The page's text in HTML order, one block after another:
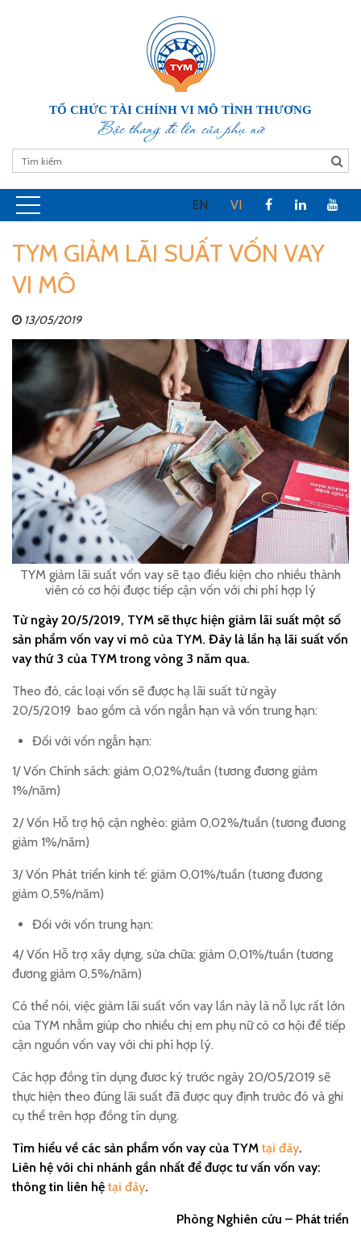
TỔ CHỨC TÀI CHÍNH VI MÔ TÌNH THƯƠNG
Bậc thang đi lên của phụ nữ
EN VI
TYM GIẢM LÃI SUẤT VỐN VAY
VI MÔ
13/05/2019
TYM giảm lãi suất vốn vay sẽ tạo điều kiện cho nhiều thành
viên có cơ hội được tiếp cận vốn với chi phí hợp lý
Từ ngày 20/5/2019, TYM sẽ thực hiện giảm lãi suất một số
sản phẩm vốn vay vi mô của TYM. Đây là lần hạ lãi suất vốn
vay thứ 3 của TYM trong vòng 3 năm qua.
Theo đó, các loại vốn sẽ được hạ lãi suất từ ngày
20/5/2019 bao gồm cả vốn ngắn hạn và vốn trung hạn:
Đối với vốn ngắn hạn:
1/ Vốn Chính sách: giảm 0,02%/tuần (tương đương giảm
1%/năm)
2/ Vốn Hỗ trợ hộ cận nghèo: giảm 0,02%/tuần (tương đương
giảm 1%/năm)
3/ Vốn Phát triển kinh tế: giảm 0,01%/tuần (tương đương
giảm 0,5%/năm)
Đối với vốn trung hạn:
4/ Vốn Hỗ trợ xây dựng, sửa chữa: giảm 0,01%/tuần (tương
đương giảm 0,5%/năm)
Có thể nói, việc giảm lãi suất vốn vay lần này là nỗ lực rất lớn
của TYM nhằm giúp cho nhiều chị em phụ nữ có cơ hội để tiếp
cận nguồn vốn vay với chi phí hợp lý.
Các hợp đồng tín dụng đươc ký trước ngày 20/05/2019 sẽ
thực hiện theo đúng lãi suất đã được quy định trước đó và ghi
cụ thể trên hợp đồng tín dụng.
Tìm hiểu về các sản phẩm vốn vay của TYM tại đây.
Liên hệ với chi nhánh gần nhất để được tư vấn vốn vay:
thông tin liên hệ tại đây.
Phòng Nghiên cứu – Phát triển